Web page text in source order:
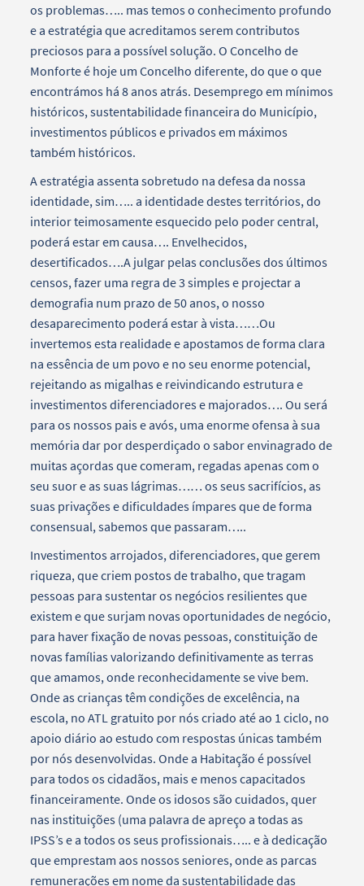
os problemas….. mas temos o conhecimento profundo
e a estratégia que acreditamos serem contributos
preciosos para a possível solução. O Concelho de
Monforte é hoje um Concelho diferente, do que o que
encontrámos há 8 anos atrás. Desemprego em mínimos
históricos, sustentabilidade financeira do Município,
investimentos públicos e privados em máximos
também históricos.
A estratégia assenta sobretudo na defesa da nossa
identidade, sim….. a identidade destes territórios, do
interior teimosamente esquecido pelo poder central,
poderá estar em causa…. Envelhecidos,
desertificados….A julgar pelas conclusões dos últimos
censos, fazer uma regra de 3 simples e projectar a
demografia num prazo de 50 anos, o nosso
desaparecimento poderá estar à vista……Ou
invertemos esta realidade e apostamos de forma clara
na essência de um povo e no seu enorme potencial,
rejeitando as migalhas e reivindicando estrutura e
investimentos diferenciadores e majorados…. Ou será
para os nossos pais e avós, uma enorme ofensa à sua
memória dar por desperdiçado o sabor envinagrado de
muitas açordas que comeram, regadas apenas com o
seu suor e as suas lágrimas…… os seus sacrifícios, as
suas privações e dificuldades ímpares que de forma
consensual, sabemos que passaram…..
Investimentos arrojados, diferenciadores, que gerem
riqueza, que criem postos de trabalho, que tragam
pessoas para sustentar os negócios resilientes que
existem e que surjam novas oportunidades de negócio,
para haver fixação de novas pessoas, constituição de
novas famílias valorizando definitivamente as terras
que amamos, onde reconhecidamente se vive bem.
Onde as crianças têm condições de excelência, na
escola, no ATL gratuito por nós criado até ao 1 ciclo, no
apoio diário ao estudo com respostas únicas também
por nós desenvolvidas. Onde a Habitação é possível
para todos os cidadãos, mais e menos capacitados
financeiramente. Onde os idosos são cuidados, quer
nas instituições (uma palavra de apreço a todas as
IPSS’s e a todos os seus profissionais….. e à dedicação
que emprestam aos nossos seniores, onde as parcas
remunerações em nome da sustentabilidade das